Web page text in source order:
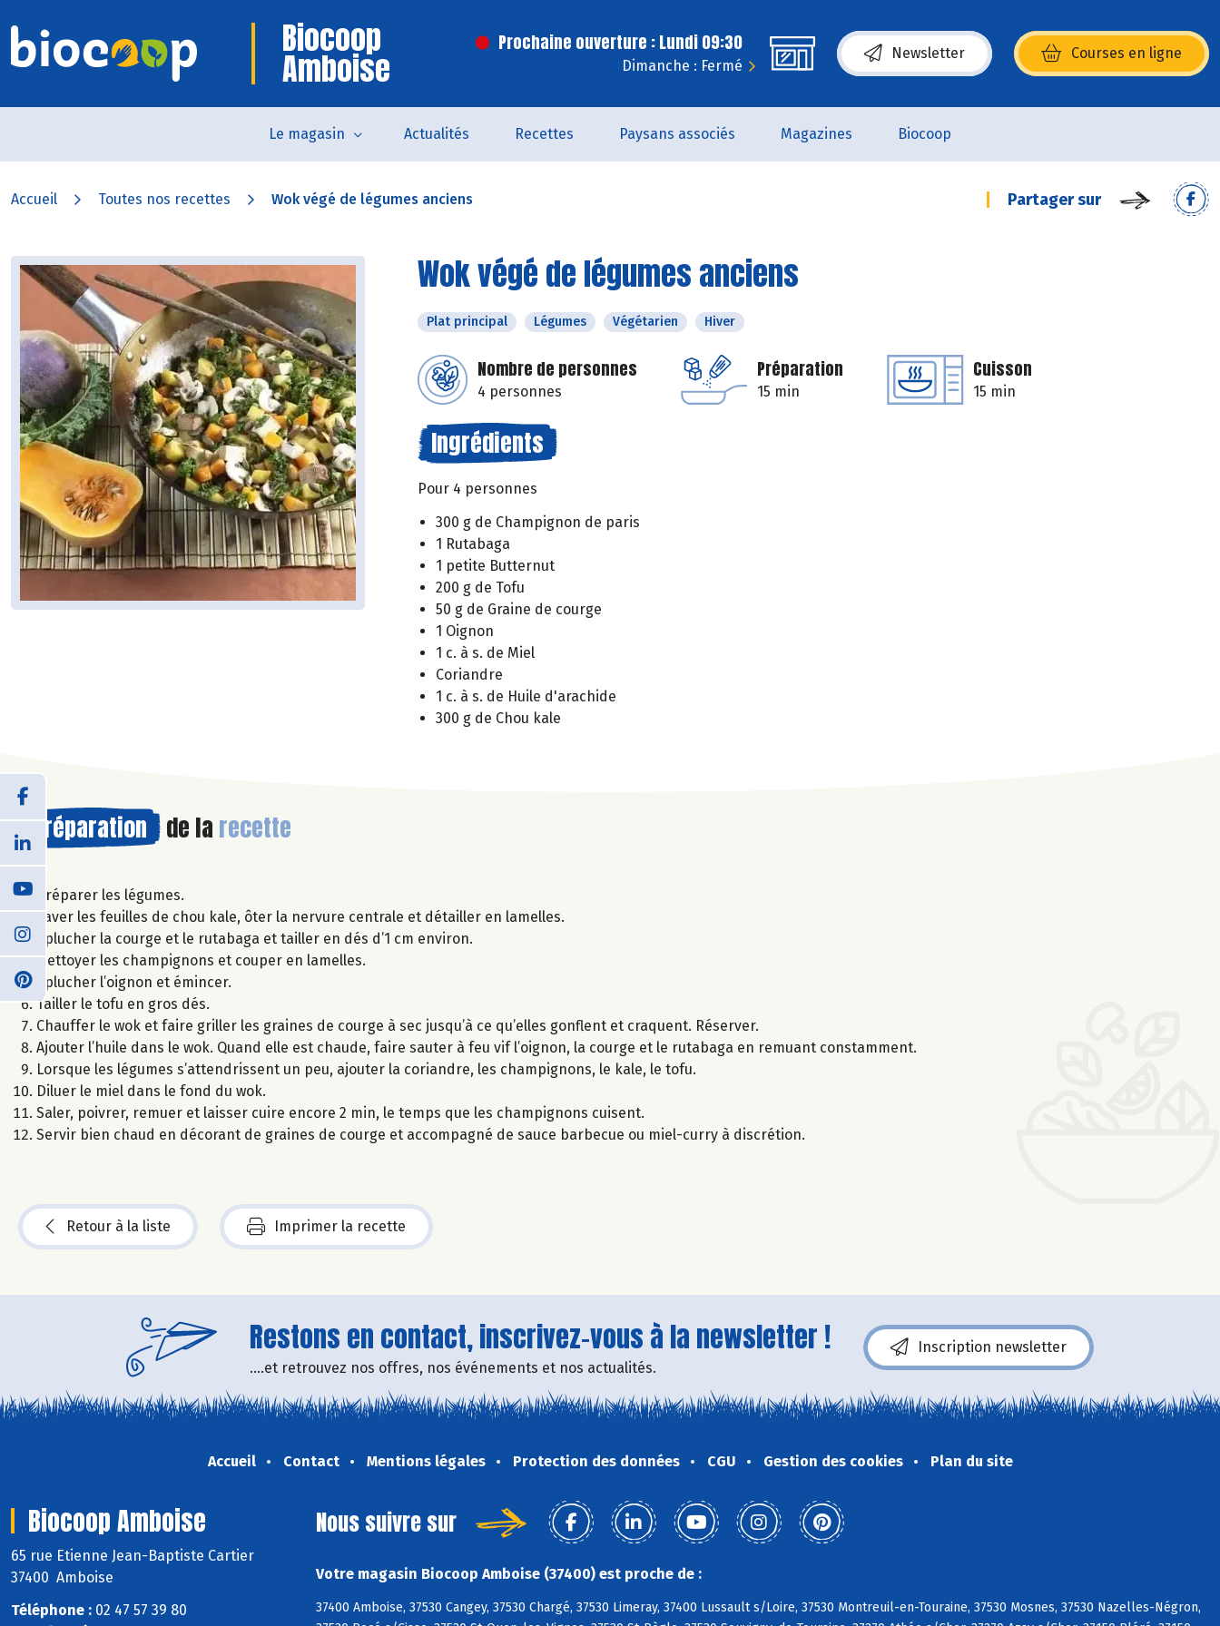
Biocoop
Amboise
Prochaine ouverture : Lundi 09:30
Dimanche : Fermé
Newsletter Courses en ligne
(s’ouvre dans une nouvelle fenêtre)
Le magasin Actualités Recettes Paysans associés Magazines Biocoop
Accueil Toutes nos recettes Wok végé de légumes anciens Partager sur
Wok végé de légumes anciens
Plat principal Légumes Végétarien Hiver
Nombre de personnes
4 personnes
Préparation
15 min
Cuisson
15 min
Ingrédients
Pour 4 personnes
300 g de Champignon de paris
1 Rutabaga
1 petite Butternut
200 g de Tofu
50 g de Graine de courge
1 Oignon
1 c. à s. de Miel
Coriandre
1 c. à s. de Huile d'arachide
300 g de Chou kale
Préparation de la recette
Préparer les légumes.
Laver les feuilles de chou kale, ôter la nervure centrale et détailler en lamelles.
Éplucher la courge et le rutabaga et tailler en dés d’1 cm environ.
Nettoyer les champignons et couper en lamelles.
Éplucher l’oignon et émincer.
Tailler le tofu en gros dés.
Chauffer le wok et faire griller les graines de courge à sec jusqu’à ce qu’elles gonflent et craquent. Réserver.
Ajouter l’huile dans le wok. Quand elle est chaude, faire sauter à feu vif l’oignon, la courge et le rutabaga en remuant constamment.
Lorsque les légumes s’attendrissent un peu, ajouter la coriandre, les champignons, le kale, le tofu.
Diluer le miel dans le fond du wok.
Saler, poivrer, remuer et laisser cuire encore 2 min, le temps que les champignons cuisent.
Servir bien chaud en décorant de graines de courge et accompagné de sauce barbecue ou miel-curry à discrétion.
Retour à la liste Imprimer la recette
Restons en contact, inscrivez-vous à la newsletter !
....et retrouvez nos offres, nos événements et nos actualités.
Inscription newsletter
Accueil Contact Mentions légales Protection des données CGU Gestion des cookies Plan du site
Biocoop Amboise
65 rue Etienne Jean-Baptiste Cartier
37400 Amboise
Téléphone : 02 47 57 39 80
Nous suivre sur
Votre magasin Biocoop Amboise (37400) est proche de :
37400 Amboise, 37530 Cangey, 37530 Chargé, 37530 Limeray, 37400 Lussault s/Loire, 37530 Montreuil-en-Touraine, 37530 Mosnes, 37530 Nazelles-Négron,